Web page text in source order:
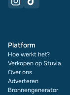
Platform
Hoe werkt het?
Verkopen op Stuvia
Over ons
Adverteren
Bronnengenerator